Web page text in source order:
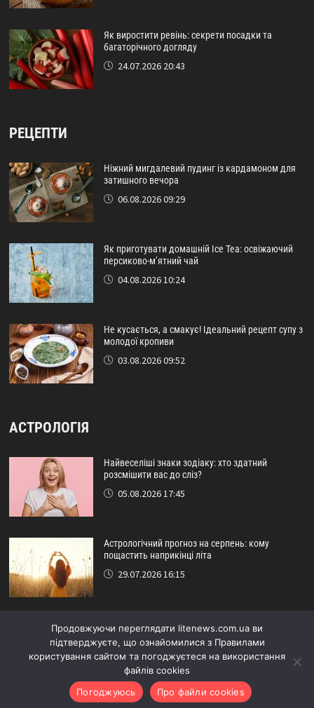
Як виростити ревінь: секрети посадки та
багаторічного догляду
24.07.2026 20:43
РЕЦЕПТИ
Ніжний мигдалевий пудинг із кардамоном для
затишного вечора
06.08.2026 09:29
Як приготувати домашній Ice Tea: освіжаючий
персиково-м’ятний чай
04.08.2026 10:24
Не кусається, а смакує! Ідеальний рецепт супу з
молодої кропиви
03.08.2026 09:52
АСТРОЛОГІЯ
Найвеселіші знаки зодіаку: хто здатний
розсмішити вас до сліз?
05.08.2026 17:45
Астрологічний прогноз на серпень: кому
пощастить наприкінці літа
29.07.2026 16:15
Ідеальний друг за знаком зодіаку: хто ніколи не
підведе?
24.07.2026 17:48
Продовжуючи переглядати litenews.com.ua ви
підтверджуєте, що ознайомилися з Правилами
користування сайтом та погоджуєтеся на використання
файлів cookies
Погоджуюсь
Про файли cookies